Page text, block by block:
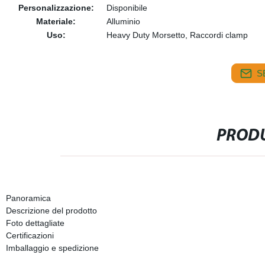
Personalizzazione:
Disponibile
Materiale:
Alluminio
Uso:
Heavy Duty Morsetto, Raccordi clamp
Panoramica
Descrizione del prodotto
Foto dettagliate
Certificazioni
Imballaggio e spedizione